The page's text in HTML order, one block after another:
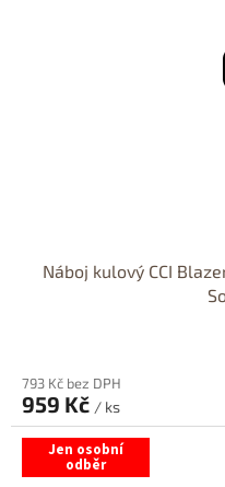
Náboj kulový CCI
793 Kč bez DPH
959 Kč / ks
Jen osobní
odběr